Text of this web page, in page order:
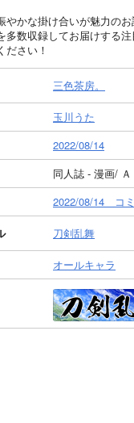
かな掛け合いが魅力のお
多数収録してお届けする
ださい！
三色茶房。
玉川うた
2022/08/14
同人誌 - 漫画/
2022/08/14 コミ
刀剣乱舞
オールキャラ